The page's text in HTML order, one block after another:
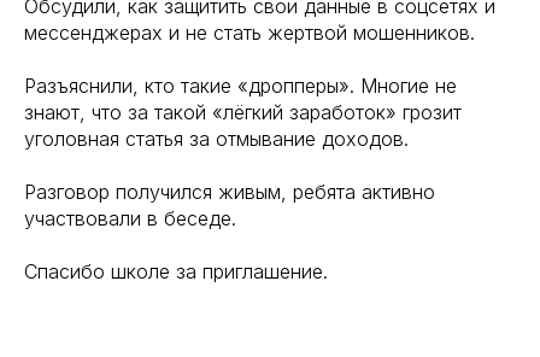
Обсудили, как защитить свои данные в соцсетях и
мессенджерах и не стать жертвой мошенников.
Разъяснили, кто такие «дропперы». Многие не
знают, что за такой «лёгкий заработок» грозит
уголовная статья за отмывание доходов.
Разговор получился живым, ребята активно
участвовали в беседе.
Спасибо школе за приглашение.